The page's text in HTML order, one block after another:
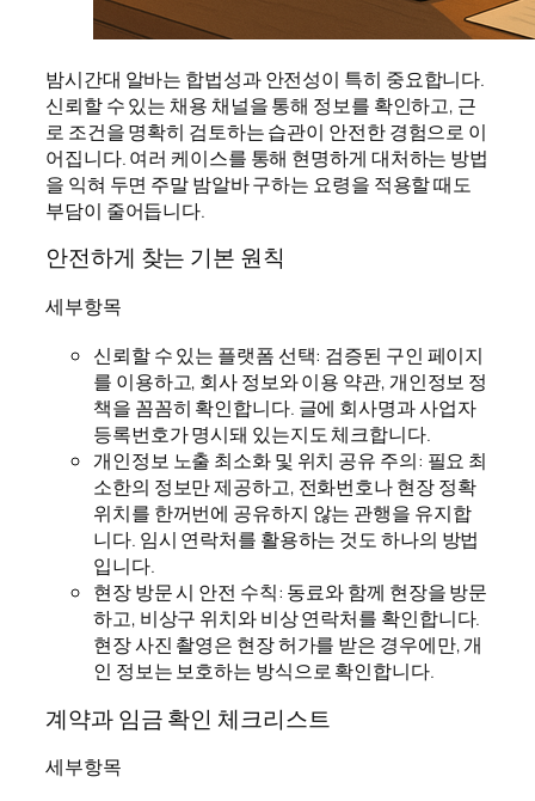
밤시간대 알바는 합법성과 안전성이 특히 중요합니다.
신뢰할 수 있는 채용 채널을 통해 정보를 확인하고, 근
로 조건을 명확히 검토하는 습관이 안전한 경험으로 이
어집니다. 여러 케이스를 통해 현명하게 대처하는 방법
을 익혀 두면 주말 밤알바 구하는 요령을 적용할 때도
부담이 줄어듭니다.
안전하게 찾는 기본 원칙
세부항목
신뢰할 수 있는 플랫폼 선택: 검증된 구인 페이지
를 이용하고, 회사 정보와 이용 약관, 개인정보 정
책을 꼼꼼히 확인합니다. 글에 회사명과 사업자
등록번호가 명시돼 있는지도 체크합니다.
개인정보 노출 최소화 및 위치 공유 주의: 필요 최
소한의 정보만 제공하고, 전화번호나 현장 정확
위치를 한꺼번에 공유하지 않는 관행을 유지합
니다. 임시 연락처를 활용하는 것도 하나의 방법
입니다.
현장 방문 시 안전 수칙: 동료와 함께 현장을 방문
하고, 비상구 위치와 비상 연락처를 확인합니다.
현장 사진 촬영은 현장 허가를 받은 경우에만, 개
인 정보는 보호하는 방식으로 확인합니다.
계약과 임금 확인 체크리스트
세부항목